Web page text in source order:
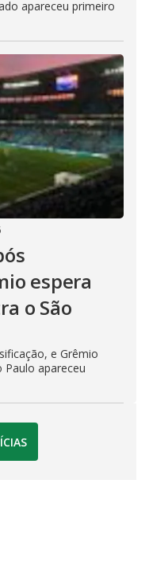
apareceu primeiro
espera
o São
e Grêmio
Paulo apareceu